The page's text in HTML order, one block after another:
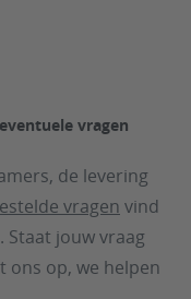
vragen
de levering
vragen vind
jouw vraag
ons op, we helpen